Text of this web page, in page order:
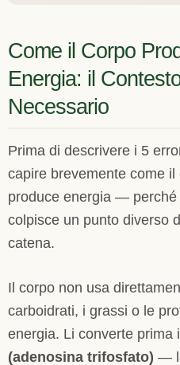
Come il Corpo
Energia: il
Necessario
Prima di descrivere i 5
capire brevemente come il
produce energia — perché
colpisce un punto diverso
catena.
Il corpo non usa
carboidrati, i grassi o le
energia. Li converte prima
(adenosina trifosfato) —